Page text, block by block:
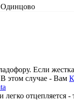
Одинцово
Если
этом случае - Вам
легко отцепляется